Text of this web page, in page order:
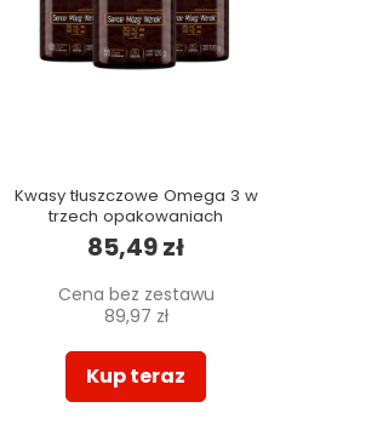
Kwasy tłuszczowe Omega 3 w
trzech opakowaniach
85,49 zł
Cena bez zestawu
89,97 zł
Kup teraz